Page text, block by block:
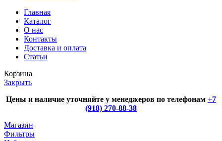
Главная
Каталог
О нас
Контакты
Доставка и оплата
Статьи
Корзина
Закрыть
Цены и наличие уточняйте у менеджеров по телефонам +7
(918) 270-88-38
Магазин
Фильтры